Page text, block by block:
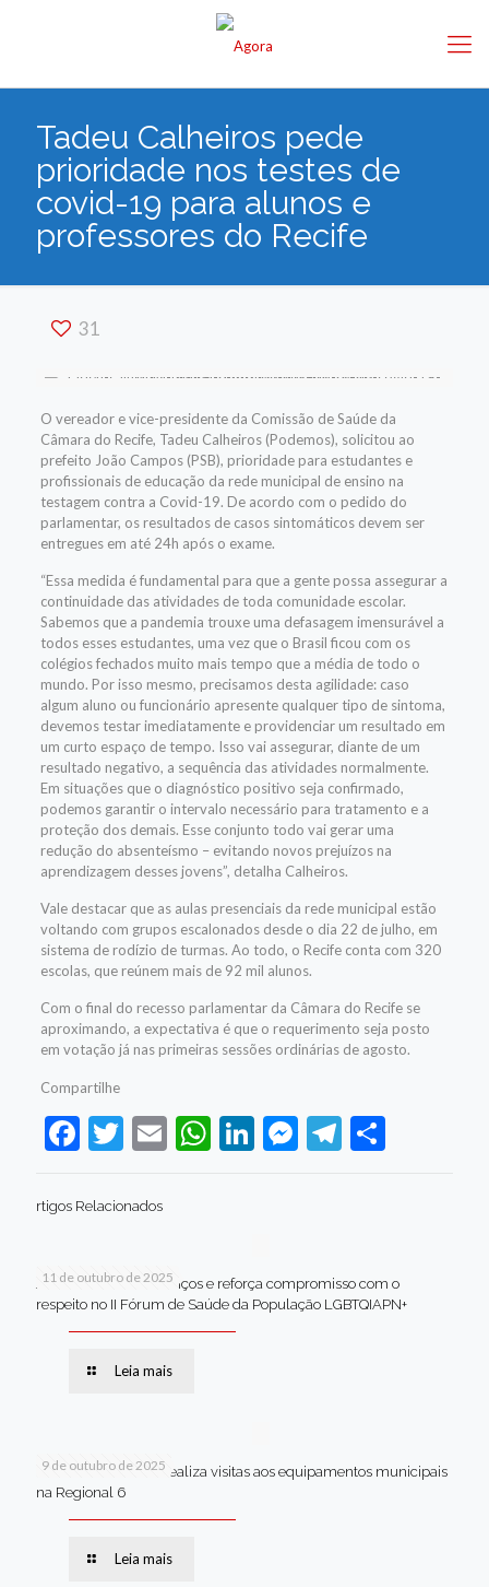
Tadeu Calheiros pede
prioridade nos testes de
covid-19 para alunos e
professores do Recife
31
O vereador e vice-presidente da Comissão de Saúde da
Câmara do Recife, Tadeu Calheiros (Podemos), solicitou ao
prefeito João Campos (PSB), prioridade para estudantes e
profissionais de educação da rede municipal de ensino na
testagem contra a Covid-19. De acordo com o pedido do
parlamentar, os resultados de casos sintomáticos devem ser
entregues em até 24h após o exame.
“Essa medida é fundamental para que a gente possa assegurar a
continuidade das atividades de toda comunidade escolar.
Sabemos que a pandemia trouxe uma defasagem imensurável a
todos esses estudantes, uma vez que o Brasil ficou com os
colégios fechados muito mais tempo que a média de todo o
mundo. Por isso mesmo, precisamos desta agilidade: caso
algum aluno ou funcionário apresente qualquer tipo de sintoma,
devemos testar imediatamente e providenciar um resultado em
um curto espaço de tempo. Isso vai assegurar, diante de um
resultado negativo, a sequência das atividades normalmente.
Em situações que o diagnóstico positivo seja confirmado,
podemos garantir o intervalo necessário para tratamento e a
proteção dos demais. Esse conjunto todo vai gerar uma
redução do absenteísmo – evitando novos prejuízos na
aprendizagem desses jovens”, detalha Calheiros.
Vale destacar que as aulas presenciais da rede municipal estão
voltando com grupos escalonados desde o dia 22 de julho, em
sistema de rodízio de turmas. Ao todo, o Recife conta com 320
escolas, que reúnem mais de 92 mil alunos.
Com o final do recesso parlamentar da Câmara do Recife se
aproximando, a expectativa é que o requerimento seja posto
em votação já nas primeiras sessões ordinárias de agosto.
Compartilhe
Facebook
Twitter
EmailWhatsApp
LinkedIn
Messenger
Telegram
Share
rtigos Relacionados
11 de outubro de 2025
Jaboatão celebra avanços e reforça compromisso com o
respeito no II Fórum de Saúde da População LGBTQIAPN+
Leia mais
9 de outubro de 2025
Van dos secretários realiza visitas aos equipamentos municipais
na Regional 6
Leia mais